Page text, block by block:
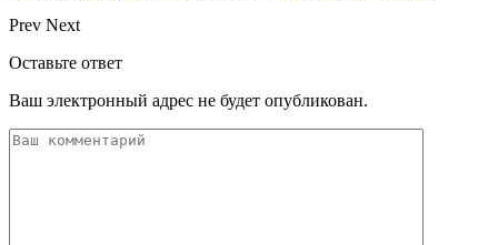
Prev Next
Оставьте ответ
Ваш электронный адрес не будет опубликован.